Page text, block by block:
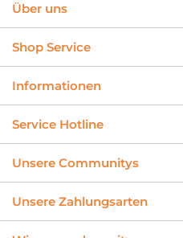
Über uns
Shop Service
Informationen
Service Hotline
Unsere Communitys
Unsere Zahlungsarten